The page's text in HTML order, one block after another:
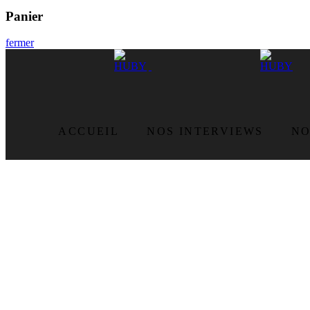
Panier
fermer
ACCUEIL NOS INTERVIEWS